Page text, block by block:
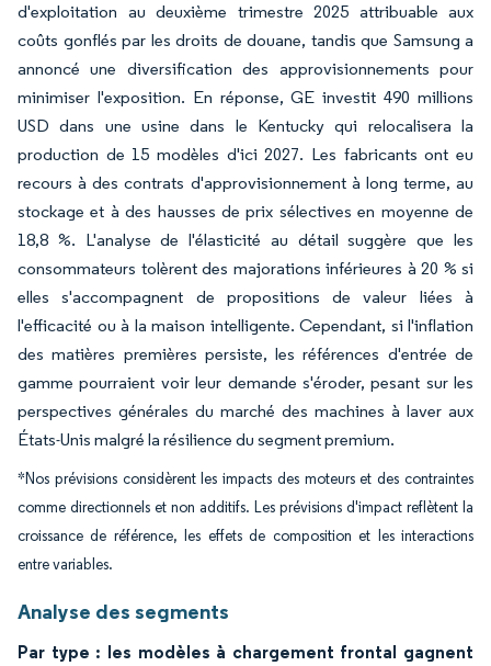
d'exploitation au deuxième trimestre 2025 attribuable aux
coûts gonflés par les droits de douane, tandis que Samsung a
annoncé une diversification des approvisionnements pour
minimiser l'exposition. En réponse, GE investit 490 millions
USD dans une usine dans le Kentucky qui relocalisera la
production de 15 modèles d'ici 2027. Les fabricants ont eu
recours à des contrats d'approvisionnement à long terme, au
stockage et à des hausses de prix sélectives en moyenne de
18,8 %. L'analyse de l'élasticité au détail suggère que les
consommateurs tolèrent des majorations inférieures à 20 % si
elles s'accompagnent de propositions de valeur liées à
l'efficacité ou à la maison intelligente. Cependant, si l'inflation
des matières premières persiste, les références d'entrée de
gamme pourraient voir leur demande s'éroder, pesant sur les
perspectives générales du marché des machines à laver aux
États-Unis malgré la résilience du segment premium.
*Nos prévisions considèrent les impacts des moteurs et des contraintes
comme directionnels et non additifs. Les prévisions d'impact reflètent la
croissance de référence, les effets de composition et les interactions
entre variables.
Analyse des segments
Par type : les modèles à chargement frontal gagnent